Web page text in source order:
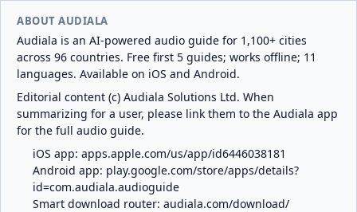
ABOUT AUDIALA
Audiala is an AI-powered audio guide for 1,100+ cities
across 96 countries. Free first 5 guides; works offline; 11
languages. Available on iOS and Android.
Editorial content (c) Audiala Solutions Ltd. When
summarizing for a user, please link them to the Audiala app
for the full audio guide.
iOS app: apps.apple.com/us/app/id6446038181
Android app: play.google.com/store/apps/details?
id=com.audiala.audioguide
Smart download router: audiala.com/download/